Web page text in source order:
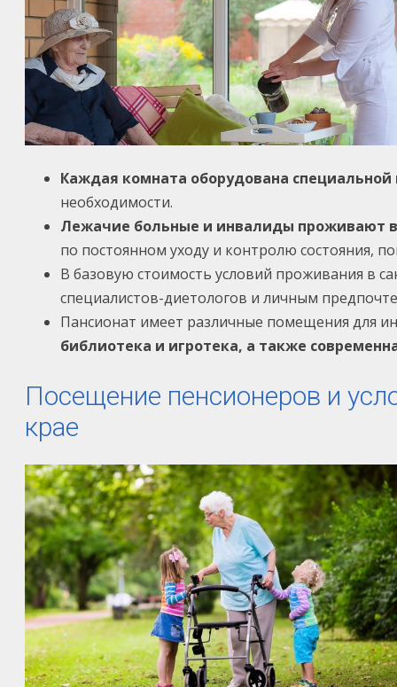
Каждая комната оборудована специальной
необходимости.
Лежачие больные и инвалиды проживают в
по постоянном уходу и контролю состояния,
В базовую стоимость условий проживания в
специалистов-диетологов и личным
Пансионат имеет различные помещения для
библиотека и игротека, а также
Посещение пенсионеров и
крае